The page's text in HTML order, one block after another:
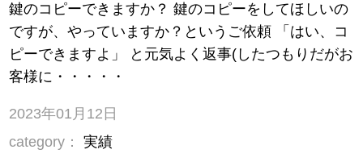
鍵のコピーできますか？ 鍵のコピーをしてほしいの
ですが、やっていますか？というご依頼 「はい、コ
ピーできますよ」 と元気よく返事(したつもりだがお
客様に・・・・・
2023年01月12日
category：
実績